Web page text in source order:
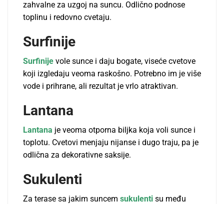
zahvalne za uzgoj na suncu. Odlično podnose
toplinu i redovno cvetaju.
Surfinije
Surfinije vole sunce i daju bogate, viseće cvetove
koji izgledaju veoma raskošno. Potrebno im je više
vode i prihrane, ali rezultat je vrlo atraktivan.
Lantana
Lantana je veoma otporna biljka koja voli sunce i
toplotu. Cvetovi menjaju nijanse i dugo traju, pa je
odlična za dekorativne saksije.
Sukulenti
Za terase sa jakim suncem sukulenti su među